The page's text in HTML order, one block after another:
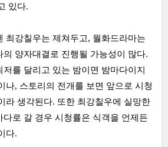
있다.
최강칠우는 제쳐두고, 월화드라마는
의 양자대결로 진행될 가능성이 많다.
를 달리고 있는 밤이면 밤마다이지
나, 스토리의 전개를 보면 앞으로 시청
라 생각된다. 또한 최강칠우에 실망한
로 갈 경우 시청률은 식객을 언제든
다.